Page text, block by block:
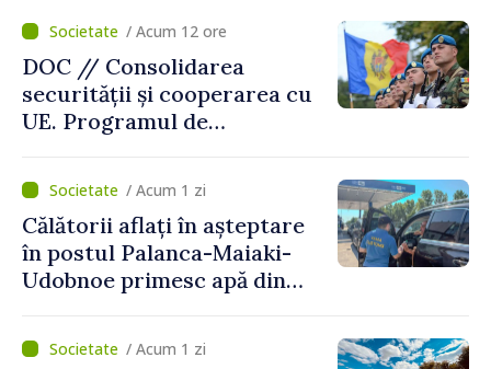
/ Acum 12 ore
DOC // Consolidarea
securității și cooperarea cu
UE. Programul de
Naționale de Apărare pentru
perioada 2024–2034,
publicat în Monitorul Oficial
/ Acum 1 zi
Călătorii aflați în așteptare
în postul Palanca-Maiaki-
Udobnoe primesc apă din
și a polițiștilor de frontieră
/ Acum 1 zi